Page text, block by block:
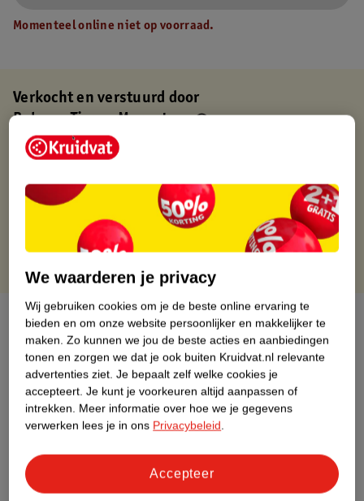
Momenteel online niet op voorraad.
Verkocht en verstuurd door
Baby en Tiener Megastore
Binnen 1 werkdag verstuurd
Gratis retourneren via verkooppartner.
Gratis punten met je Kruidvat kaart
Over dit product
Productinformatie
Nature Impact Score
Dit product heeft (nog) geen Nature
We waarderen je privacy
Wij gebruiken cookies om je de beste online ervaring te
bieden en om onze website persoonlijker en makkelijker te
maken. Zo kunnen we jou de beste acties en aanbiedingen
tonen en zorgen we dat je ook buiten Kruidvat.nl relevante
advertenties ziet. Je bepaalt zelf welke cookies je
accepteert. Je kunt je voorkeuren altijd aanpassen of
intrekken. Meer informatie over hoe we je gegevens
verwerken lees je in ons Privacybeleid.
Accepteer